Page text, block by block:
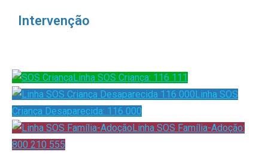
Intervenção
Linha SOS Criança: 116 111
Linha SOS
Criança Desaparecida: 116 000
Linha SOS Família-Adoção:
800 210 555